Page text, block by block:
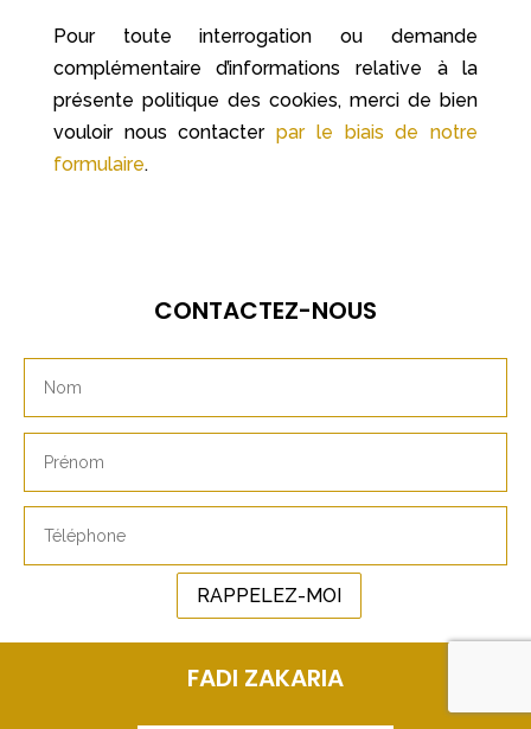
Pour toute interrogation ou demande
complémentaire d’informations relative à la
présente politique des cookies, merci de bien
vouloir nous contacterpar le biais de notre
formulaire.
CONTACTEZ-NOUS
RAPPELEZ-MOI
FADI ZAKARIA